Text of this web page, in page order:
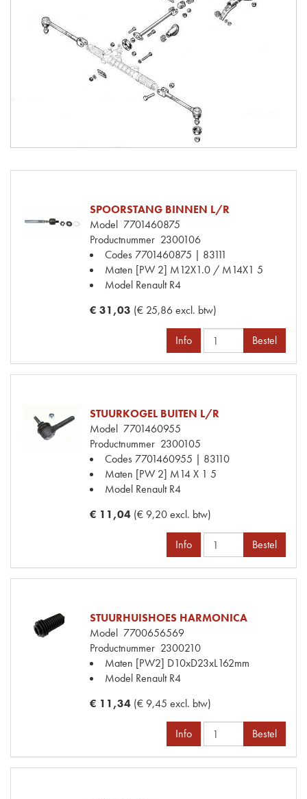
SPOORSTANG BINNEN L/R
Model 7701460875
Productnummer 2300106
Codes 7701460875 | 83111
Maten [PW 2] M12X1.0 / M14X1 5
Model Renault R4
€ 31,03 (€ 25,86 excl. btw)
Info Bestel
STUURKOGEL BUITEN L/R
Model 7701460955
Productnummer 2300105
Codes 7701460955 | 83110
Maten [PW 2] M14 X 1 5
Model Renault R4
€ 11,04 (€ 9,20 excl. btw)
Info Bestel
STUURHUISHOES HARMONICA
Model 7700656569
Productnummer 2300210
Maten [PW2] D10xD23xL162mm
Model Renault R4
€ 11,34 (€ 9,45 excl. btw)
Info Bestel